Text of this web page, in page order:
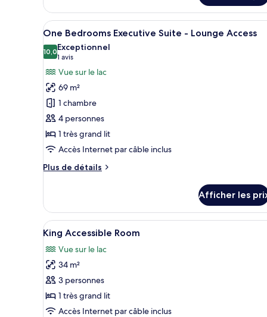
High
floor
Lakeview
with
Bathtub
Premium
Queen
High
floor
Lakeview
with
Bathtub
Afficher
toutes
les
photos
pour
ce
type
de
chambre :
One
Bedrooms
-
Lounge
Access
Une chambre d’hôtel
5
One Bedrooms Executive Suite - Lounge Access
10,010,0 sur 10
Exceptionnel
1 avis
(1 avis)
Vue sur le lac
69 m²
1 chambre
4 personnes
1 très grand lit
Accès Internet par câble inclus
Plus de détails
Plus
One
Bedrooms
Executive
Suite
-
Lounge
Access
Afficher les
Afficher
toutes
les
photos
pour
ce
type
Une chambre d’hôtel avec
2
King Accessible Room
Vue sur le lac
34 m²
3 personnes
1 très grand lit
Accès Internet par câble inclus